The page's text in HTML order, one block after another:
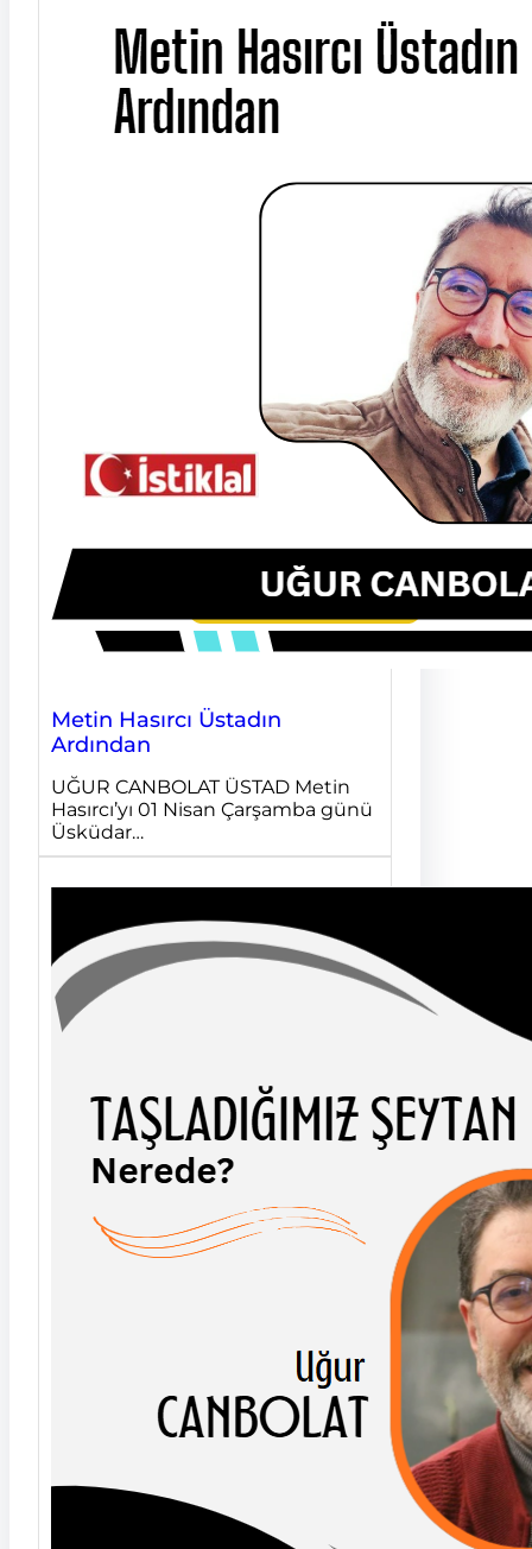
Metin Hasırcı Üstadın
Ardından
UĞUR CANBOLAT ÜSTAD Metin
Hasırcı’yı 01 Nisan Çarşamba günü
Üsküdar…